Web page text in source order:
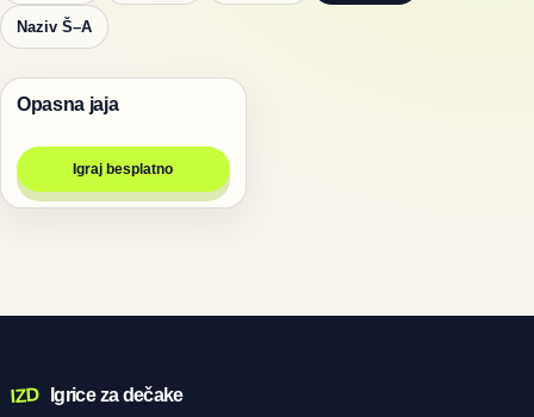
Naziv Š–A
Igre za dvoje
Opasna jaja
Igraj besplatno
IZD Igrice za dečake